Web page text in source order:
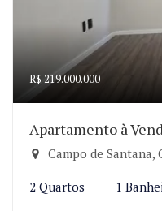
R$ 219.000.000
Apartamento à
Campo de Santana,
2 Quartos 1